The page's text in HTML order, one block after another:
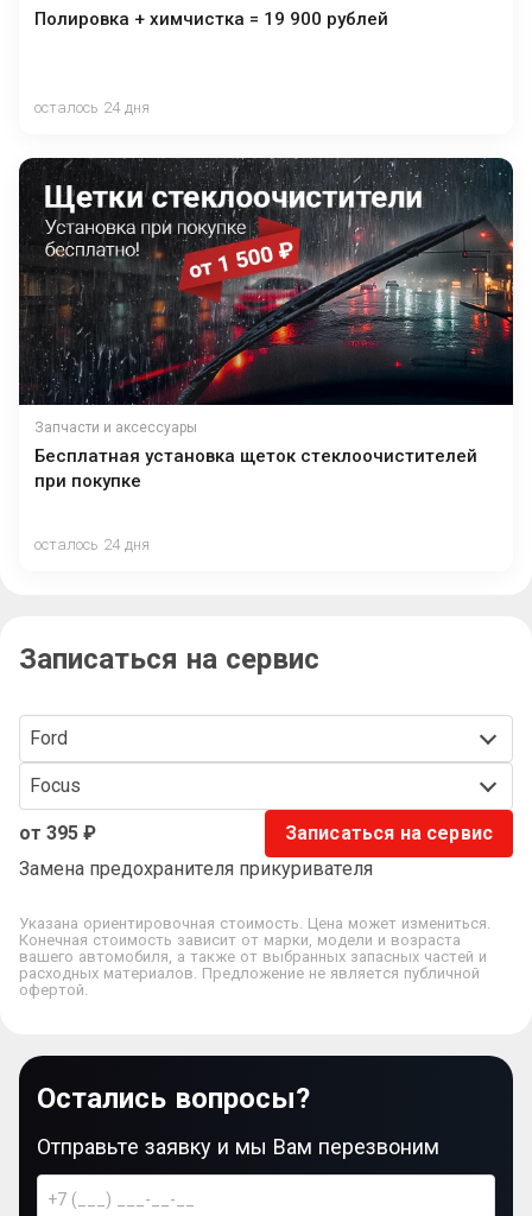
Полировка + химчистка = 19 900 рублей
осталось 24 дня
Запчасти и аксессуары
Бесплатная установка щеток стеклоочистителей
при покупке
осталось 24 дня
Записаться на сервис
Ford
Focus
Замена предохранителя прикуривателя
от 395 ₽ Записаться на сервис
Указана ориентировочная стоимость. Цена может измениться.
Конечная стоимость зависит от марки, модели и возраста
вашего автомобиля, а также от выбранных запасных частей и
расходных материалов. Предложение не является публичной
офертой.
Остались вопросы?
Отправьте заявку и мы Вам перезвоним